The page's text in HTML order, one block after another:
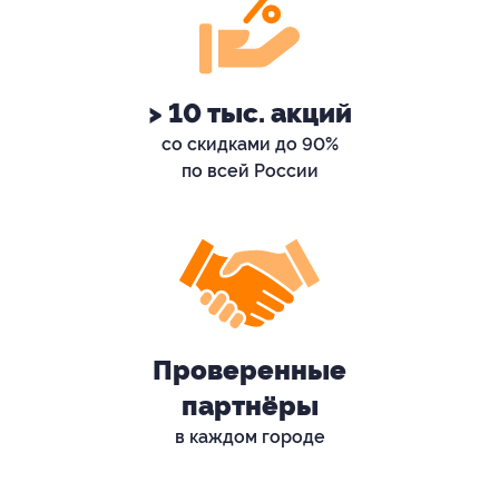
> 10 тыс. акций
со скидками до 90%
по всей России
Проверенные
партнёры
в каждом городе